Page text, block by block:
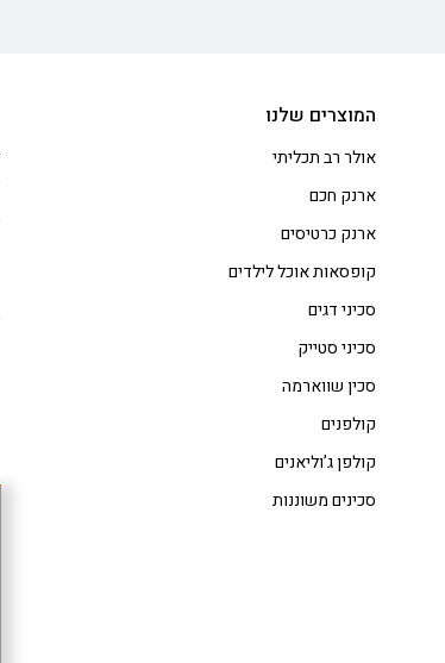
המוצרים שלנו
אולר רב תכליתי
ארנק חכם
ארנק כרטיסים
קופסאות אוכל לילדים
סכיני דגים
סכיני סטייק
סכין שווארמה
קולפנים
קולפן ג’וליאנים
סכינים משוננות